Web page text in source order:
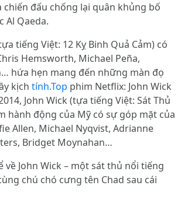
đấu chống lại quân khủng bố
Al Qaeda.
tiếng Việt: 12 Kỵ Binh Quả Cảm) có
Hemsworth, Michael Peña,
hứa hẹn mang đến những màn đọ
kịch tính.Top phim Netflix: John Wick
John Wick (tựa tiếng Việt: Sát Thủ
hành động của Mỹ có sự góp mặt của
Allen, Michael Nyqvist, Adrianne
Bridget Moynahan…
về John Wick – một sát thủ nổi tiếng
chú chó cưng tên Chad sau cái